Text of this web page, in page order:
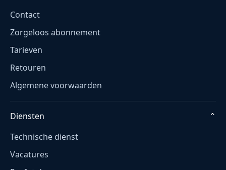
Contact
Zorgeloos abonnement
Tarieven
Retouren
Algemene voorwaarden
Diensten
⌄
Technische dienst
Vacatures